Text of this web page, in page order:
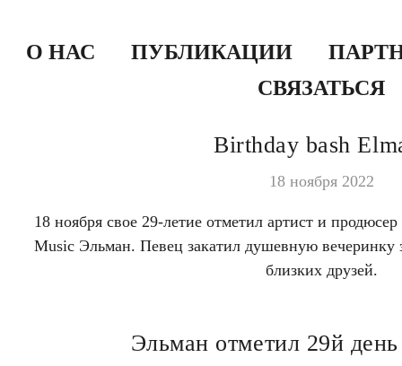
О НАС ПУБЛИКАЦИИ
СВЯЗАТЬСЯ
Birthday bash
18 ноября 2022
18 ноября свое 29-летие отметил артист и
Music Эльман. Певец закатил душевную вечеринку
близких друзей.
Эльман отметил 29й